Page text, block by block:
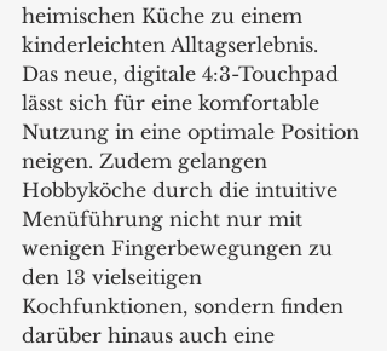
heimischen Küche zu einem
kinderleichten Alltagserlebnis.
Das neue, digitale 4:3-Touchpad
lässt sich für eine komfortable
Nutzung in eine optimale Position
neigen. Zudem gelangen
Hobbyköche durch die intuitive
Menüführung nicht nur mit
wenigen Fingerbewegungen zu
den 13 vielseitigen
Kochfunktionen, sondern finden
darüber hinaus auch eine